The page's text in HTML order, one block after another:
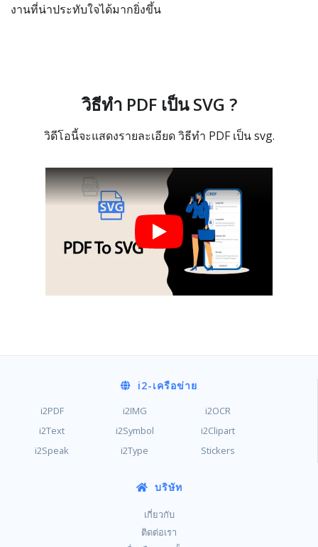
งานที่น่าประทับใจได้มากยิ่งขึ้น
วิธีทำ PDF เป็น SVG ?
วิดีโอนี้จะแสดงรายละเอียด วิธีทำ PDF เป็น svg.
i2-เครือข่าย
i2PDF i2IMG
i2OCR
i2Text
i2Symbol
i2Clipart
i2Speak
i2Type Stickers
บริษัท
เกี่ยวกับ
ติดต่อเรา